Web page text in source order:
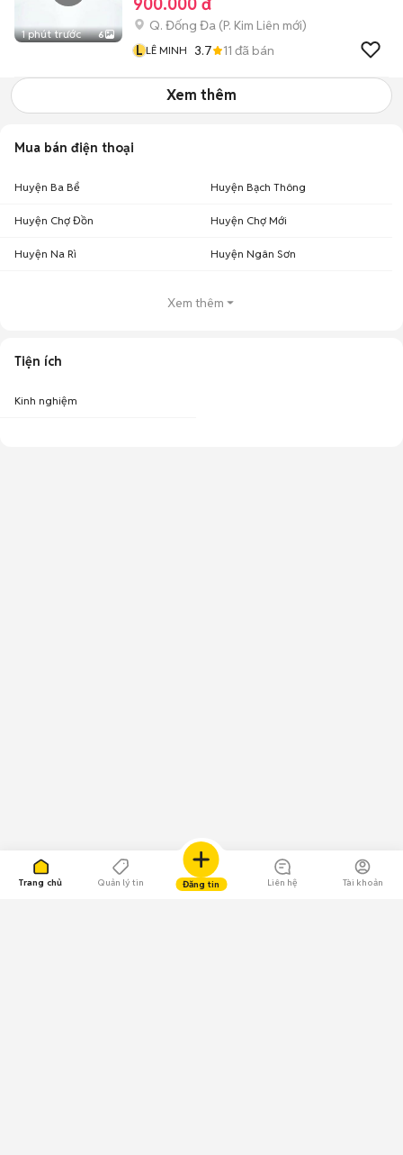
Trang chủ Quản lý tin Đăng tin Liên hệ Tài khoản
1 phút trước 6
Q. Đống Đa (P. Kim Liên mới)
L LÊ MINH 3.7 11 đã bán
Xem thêm
Mua bán điện thoại
Huyện Ba Bể Huyện Bạch Thông
Huyện Chợ Đồn Huyện Chợ Mới
Huyện Na Rì Huyện Ngân Sơn
Xem thêm
Tiện ích
Kinh nghiệm